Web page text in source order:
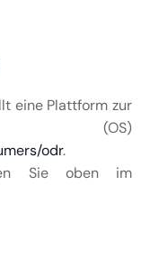
eine Plattform zur
(OS)
odr.
Sie oben im